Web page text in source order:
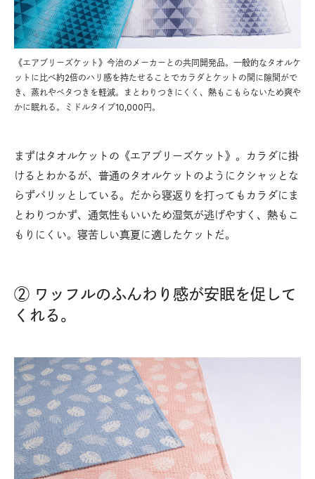
《エアブリーズケット》今治のメーカーとの共同開発品。一般的なタオルケ
ットに比べ約2倍のハリ感を持たせることでカラダとケットの間に隙間がで
き、蒸れやベタつきを軽減。まとわりつきにくく、熱もこもらないため爽や
かに眠れる。ミドルタイプ10,000円。
まずはタオルケットの《エアブリーズケット》。カラダに掛
けるとわかるが、普通のタオルケットのようにクシャッとな
らずパリッとしている。だから寝返りを打ってもカラダにま
とわりつかず、通気性もいいため湿気が逃げやすく、熱もこ
もりにくい。寝苦しい真夏に適したケットだ。
② ワッフルのふんわり感が安眠を促して
くれる。